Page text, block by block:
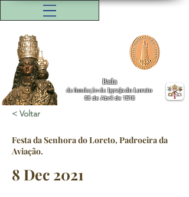
Bula
da fundação da Igreja do Loreto
08 de Abril de 1518
< Voltar
Festa da Senhora do Loreto, Padroeira da
Aviação.
8 Dec 2021